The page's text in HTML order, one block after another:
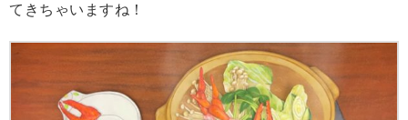
てきちゃいますね！